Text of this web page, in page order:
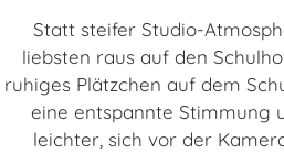
Statt steifer Studio-
liebsten raus auf den
ruhiges Plätzchen auf dem
eine entspannte Stimmung
leichter, sich vor der